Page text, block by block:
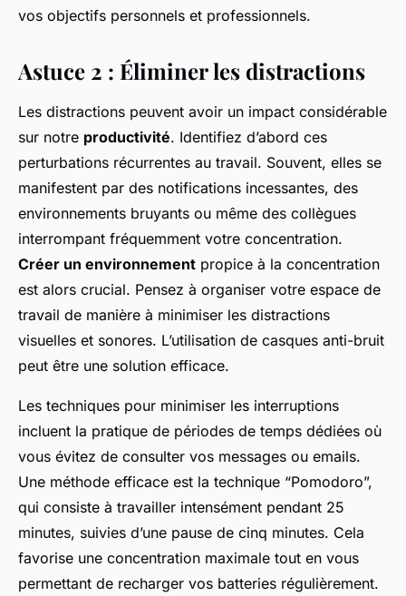
vos objectifs personnels et professionnels.
Astuce 2 : Éliminer les distractions
Les distractions peuvent avoir un impact considérable
sur notre productivité. Identifiez d’abord ces
perturbations récurrentes au travail. Souvent, elles se
manifestent par des notifications incessantes, des
environnements bruyants ou même des collègues
interrompant fréquemment votre concentration.
Créer un environnement propice à la concentration
est alors crucial. Pensez à organiser votre espace de
travail de manière à minimiser les distractions
visuelles et sonores. L’utilisation de casques anti-bruit
peut être une solution efficace.
Les techniques pour minimiser les interruptions
incluent la pratique de périodes de temps dédiées où
vous évitez de consulter vos messages ou emails.
Une méthode efficace est la technique “Pomodoro”,
qui consiste à travailler intensément pendant 25
minutes, suivies d’une pause de cinq minutes. Cela
favorise une concentration maximale tout en vous
permettant de recharger vos batteries régulièrement.